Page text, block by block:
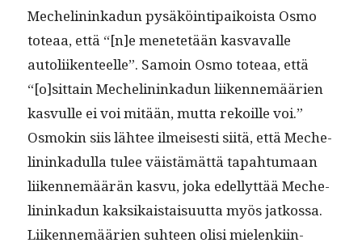
Meche­lininkadun pysäköin­tipaikoista Osmo
toteaa, että “[n]e menetetään kas­vavalle
autoli­iken­teelle”. Samoin Osmo toteaa, että
“[o]sittain Meche­lininkadun liiken­nemäärien
kasvulle ei voi mitään, mut­ta rekoille voi.”
Osmokin siis läh­tee ilmeis­es­ti siitä, että Meche­
lininkadul­la tulee väistämät­tä tapah­tu­maan
liiken­nemäärän kasvu, joka edel­lyt­tää Meche­
lininkadun kak­sikaistaisu­ut­ta myös jatkos­sa.
Liiken­nemäärien suh­teen olisi mie­lenki­in­